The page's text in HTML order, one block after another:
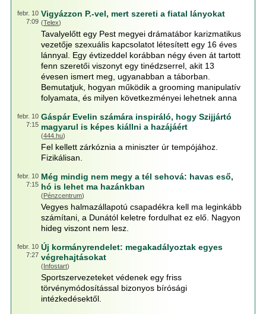
febr. 10
7:09
Vigyázzon P.-vel, mert szereti a fiatal lányokat
(Telex)
Tavalyelőtt egy Pest megyei drámatábor karizmatikus
vezetője szexuális kapcsolatot létesített egy 16 éves
lánnyal. Egy évtizeddel korábban négy éven át tartott
fenn szeretői viszonyt egy tinédzserrel, akit 13
évesen ismert meg, ugyanabban a táborban.
Bemutatjuk, hogyan működik a grooming manipulatív
folyamata, és milyen következményei lehetnek anna
febr. 10
7:15
Gáspár Evelin számára inspiráló, hogy Szijjártó
magyarul is képes kiállni a hazájáért
(444.hu)
Fel kellett zárkóznia a miniszter úr tempójához.
Fizikálisan.
febr. 10
7:15
Még mindig nem megy a tél sehová: havas eső,
hó is lehet ma hazánkban
(Pénzcentrum)
Vegyes halmazállapotú csapadékra kell ma leginkább
számítani, a Dunától keletre fordulhat ez elő. Nagyon
hideg viszont nem lesz.
febr. 10
7:27
Új kormányrendelet: megakadályoztak egyes
végrehajtásokat
(Infostart)
Sportszervezeteket védenek egy friss
törvénymódosítással bizonyos bírósági
intézkedésektől.